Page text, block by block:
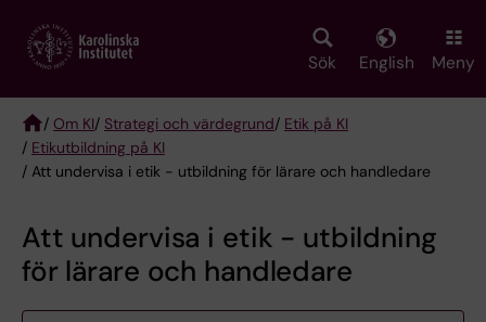
main
Sök English Meny
Breadcrumb
/ Om KI/ Strategi och värdegrund/ Etik på KI
/ Etikutbildning på KI
/ Att undervisa i etik - utbildning för lärare och handledare
Att undervisa i etik - utbildning
för lärare och handledare